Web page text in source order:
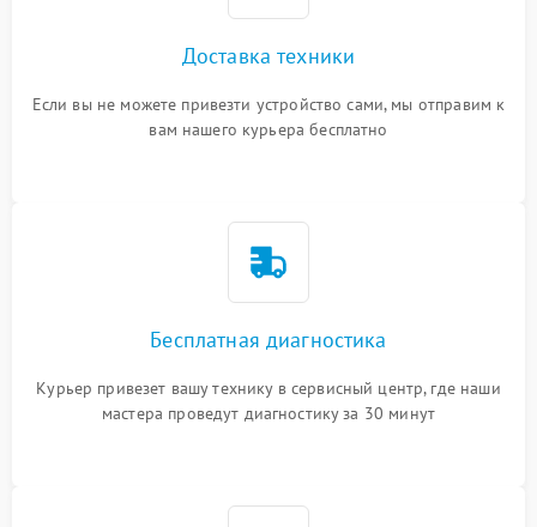
Доставка техники
Если вы не можете привезти устройство сами, мы отправим к
вам нашего курьера бесплатно
Бесплатная диагностика
Курьер привезет вашу технику в сервисный центр, где наши
мастера проведут диагностику за 30 минут